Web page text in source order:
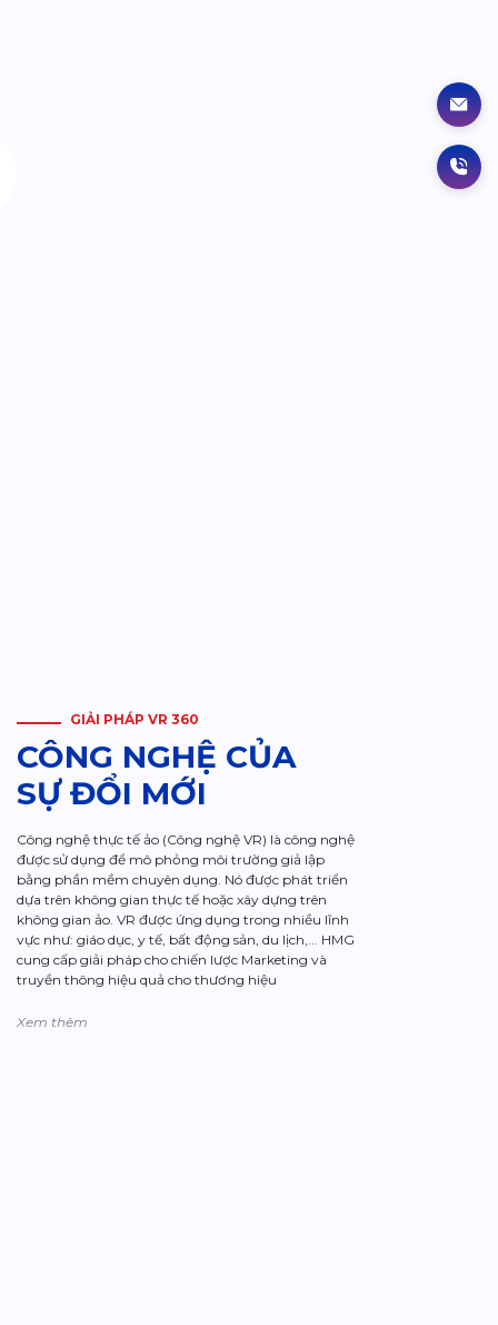
GIẢI PHÁP VR 360
CÔNG NGHỆ CỦA
SỰ ĐỔI MỚI
Công nghệ thực tế ảo (Công nghệ VR) là công nghệ
được sử dụng để mô phỏng môi trường giả lập
bằng phần mềm chuyên dụng. Nó được phát triển
dựa trên không gian thực tế hoặc xây dựng trên
không gian ảo. VR được ứng dụng trong nhiều lĩnh
vực như: giáo dục, y tế, bất động sản, du lịch,... HMG
cung cấp giải pháp cho chiến lược Marketing và
truyền thông hiệu quả cho thương hiệu
Xem thêm